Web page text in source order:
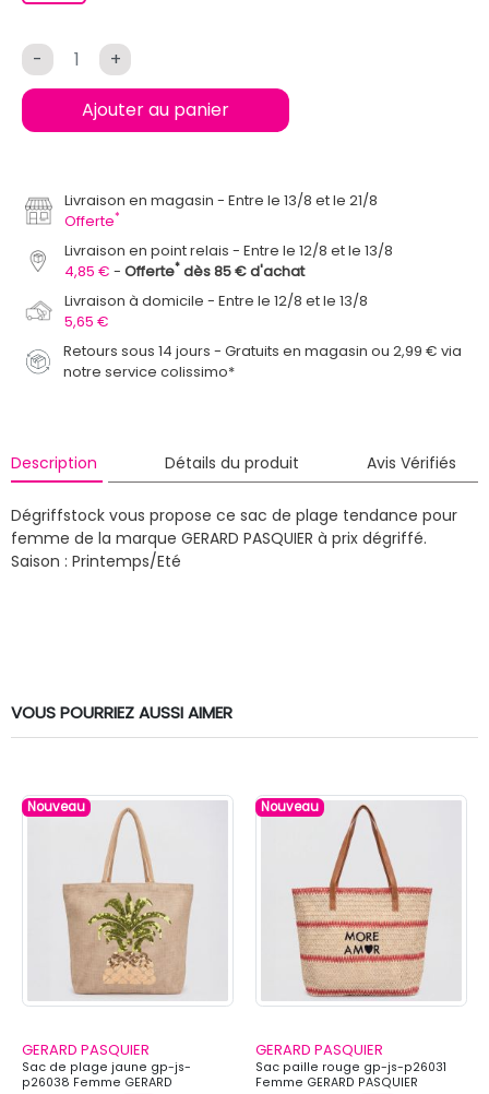
- +
Ajouter au panier
Livraison en magasin
Entre le 13/8 et le 21/8
Offerte*
Livraison en point relais
Entre le 12/8 et le 13/8
4,85 €
Offerte* dès 85 € d'achat
Livraison à domicile
Entre le 12/8 et le 13/8
5,65 €
Retours sous 14 jours - Gratuits en magasin ou 2,99 € via
notre service colissimo*
Description Détails du produit Avis Vérifiés
Dégriffstock vous propose ce sac de plage tendance pour
femme de la marque GERARD PASQUIER à prix dégriffé.
Saison : Printemps/Eté
VOUS POURRIEZ AUSSI AIMER
Nouveau
GERARD PASQUIER
Sac de plage jaune gp-js-
p26038 Femme GERARD
Nouveau
GERARD PASQUIER
Sac paille rouge gp-js-p26031
Femme GERARD PASQUIER